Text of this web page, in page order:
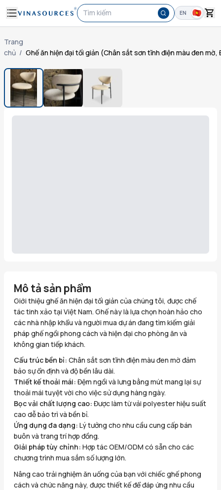
Tìm kiếm EN
Trang
chủ / Ghế ăn hiện đại tối giản (Chân sắt sơn tĩnh điện màu đen
Mô tả sản phẩm
Giới thiệu ghế ăn hiện đại tối giản của chúng tôi, được chế
tác tinh xảo tại Việt Nam. Ghế này là lựa chọn hoàn hảo cho
các nhà nhập khẩu và người mua dự án đang tìm kiếm giải
pháp ghế ngồi phong cách và hiện đại cho phòng ăn và
không gian tiếp khách.
Cấu trúc bền bỉ: Chân sắt sơn tĩnh điện màu đen mờ đảm
bảo sự ổn định và độ bền lâu dài.
Thiết kế thoải mái: Đệm ngồi và lưng bằng mút mang lại sự
thoải mái tuyệt vời cho việc sử dụng hàng ngày.
Bọc vải chất lượng cao: Được làm từ vải polyester hiệu suất
cao dễ bảo trì và bền bỉ.
Ứng dụng đa dạng: Lý tưởng cho nhu cầu cung cấp bán
buôn và trang trí hợp đồng.
Giải pháp tùy chỉnh: Hợp tác OEM/ODM có sẵn cho các
chương trình mua sắm số lượng lớn.
Nâng cao trải nghiệm ăn uống của bạn với chiếc ghế phong
cách và chức năng này, được thiết kế để đáp ứng nhu cầu